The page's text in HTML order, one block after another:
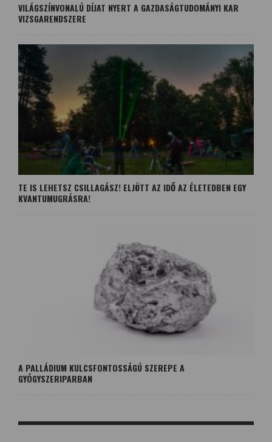
VILÁGSZÍNVONALÚ DÍJAT NYERT A GAZDASÁGTUDOMÁNYI KAR
VIZSGARENDSZERE
TE IS LEHETSZ CSILLAGÁSZ! ELJÖTT AZ IDŐ AZ ÉLETEDBEN EGY
KVANTUMUGRÁSRA!
A PALLÁDIUM KULCSFONTOSSÁGÚ SZEREPE A
GYÓGYSZERIPARBAN